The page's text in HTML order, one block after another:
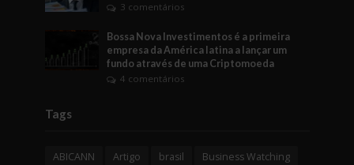
3 comentários
Bossa Nova Investimentos é a primeira
empresa da América latina a lançar um
fundo através de uma Criptomoeda
4 comentários
Tags
ABICANN Artigo brasil
Business Watching